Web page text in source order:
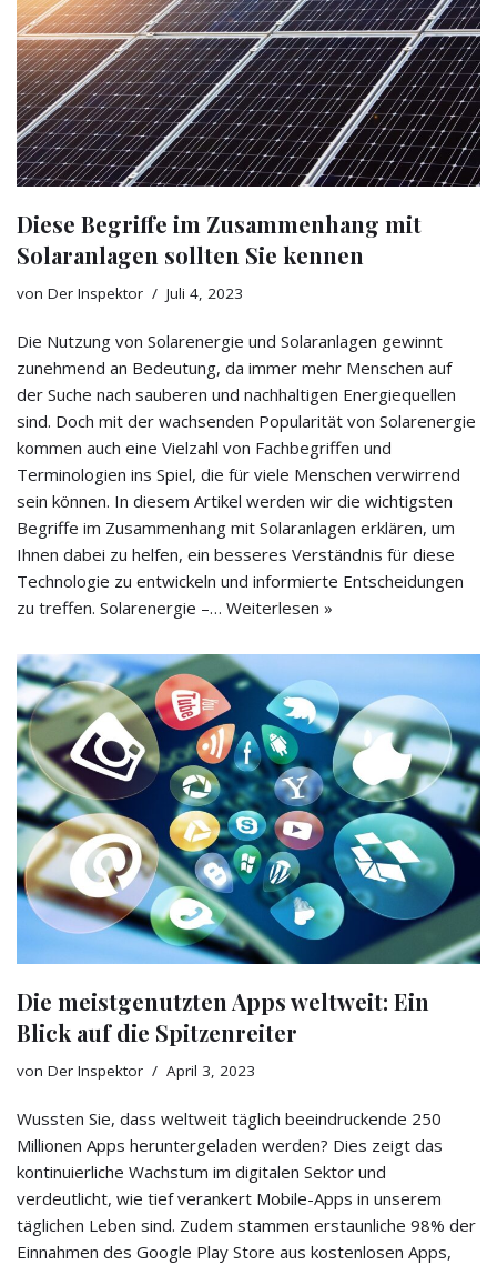
Diese Begriffe im Zusammenhang mit
Solaranlagen sollten Sie kennen
von Der Inspektor Juli 4, 2023
Die Nutzung von Solarenergie und Solaranlagen gewinnt
zunehmend an Bedeutung, da immer mehr Menschen auf
der Suche nach sauberen und nachhaltigen Energiequellen
sind. Doch mit der wachsenden Popularität von Solarenergie
kommen auch eine Vielzahl von Fachbegriffen und
Terminologien ins Spiel, die für viele Menschen verwirrend
sein können. In diesem Artikel werden wir die wichtigsten
Begriffe im Zusammenhang mit Solaranlagen erklären, um
Ihnen dabei zu helfen, ein besseres Verständnis für diese
Technologie zu entwickeln und informierte Entscheidungen
zu treffen. Solarenergie –… Weiterlesen »
Die meistgenutzten Apps weltweit: Ein
Blick auf die Spitzenreiter
von Der Inspektor April 3, 2023
Wussten Sie, dass weltweit täglich beeindruckende 250
Millionen Apps heruntergeladen werden? Dies zeigt das
kontinuierliche Wachstum im digitalen Sektor und
verdeutlicht, wie tief verankert Mobile-Apps in unserem
täglichen Leben sind. Zudem stammen erstaunliche 98% der
Einnahmen des Google Play Store aus kostenlosen Apps,